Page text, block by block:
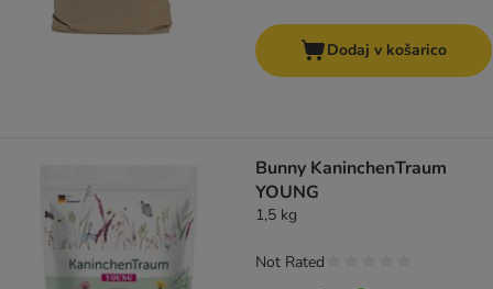
Dodaj v košarico
Bunny KaninchenTraum
YOUNG
1,5 kg
Not Rated